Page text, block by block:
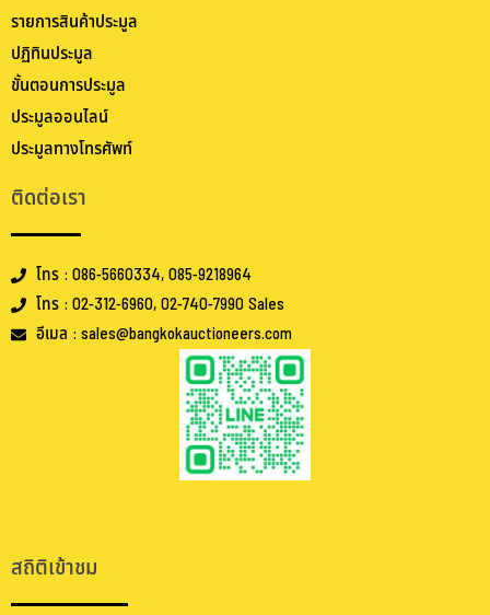
รายการสินค้าประมูล
ปฏิทินประมูล
ขั้นตอนการประมูล
ประมูลออนไลน์
ประมูลทางโทรศัพท์
ติดต่อเรา
โทร : 086-5660334, 085-9218964
โทร : 02-312-6960, 02-740-7990 Sales
อีเมล : sales@bangkokauctioneers.com
สถิติเข้าชม